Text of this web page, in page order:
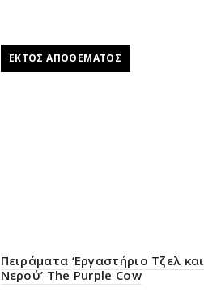
ΕΚΤΌΣ ΑΠΟΘΈΜΑΤΟΣ
Πειράματα ‘Εργαστήριο Τζελ και
Νερού’ The Purple Cow